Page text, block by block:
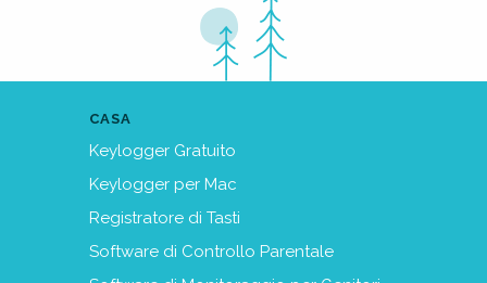
CASA
Keylogger Gratuito
Keylogger per Mac
Registratore di Tasti
Software di Controllo Parentale